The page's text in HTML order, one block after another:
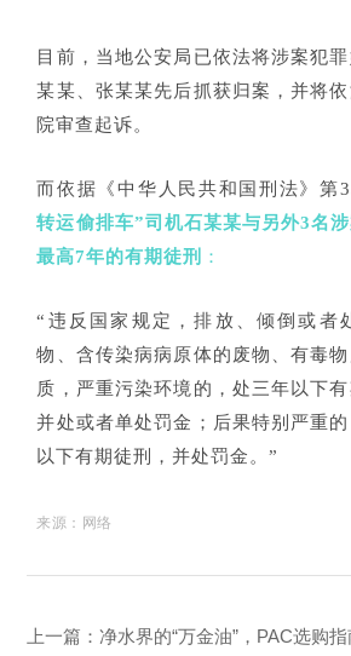
目前，当地公安局已依法将涉案犯
某某、张某某先后抓获归案，并将
院审查起诉。
而依据《中华人民共和国刑法》第
转运偷排车”司机石某某与另外3名
最高7年的有期徒刑
：
“违反国家规定，排放、倾倒或者
物、含传染病病原体的废物、有毒
质，严重污染环境的，处三年以下
并处或者单处罚金；后果特别严重
以下有期徒刑，并处罚金。”
来源：网络
上一篇：净水界的“万金油”，PAC选购指